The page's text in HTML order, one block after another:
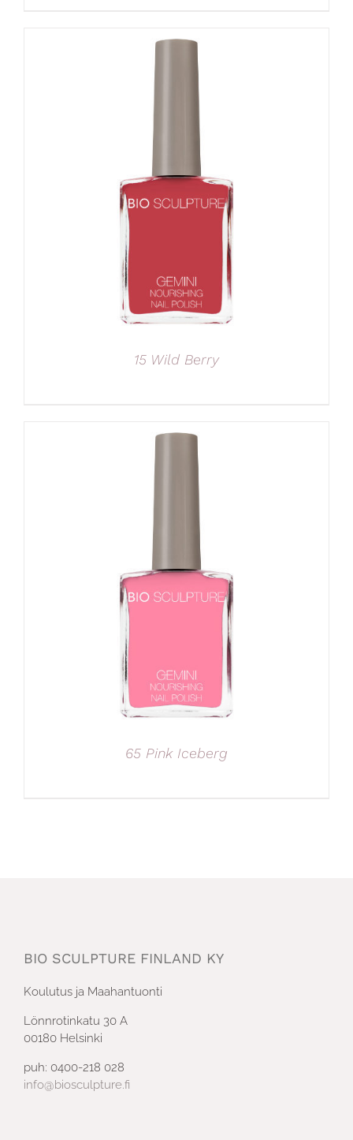
15 Wild Berry
65 Pink Iceberg
BIO SCULPTURE FINLAND KY
Koulutus ja Maahantuonti
Lönnrotinkatu 30 A
00180 Helsinki
puh: 0400-218 028
info@biosculpture.fi